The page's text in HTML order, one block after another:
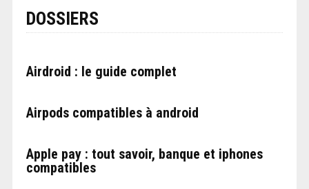
DOSSIERS
Airdroid : le guide complet
Airpods compatibles à android
Apple pay : tout savoir, banque et iphones
compatibles